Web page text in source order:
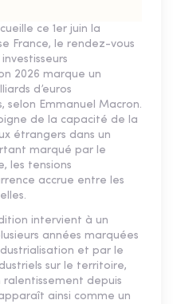
ce 1er juin la
France, le rendez-vous
2026 marque un
d’euros
selon Emmanuel Macron.
de la capacité de la
étrangers dans un
marqué par le
les tensions
accrue entre les
intervient à un
années marquées
et par le
sur le territoire,
depuis
ainsi comme un